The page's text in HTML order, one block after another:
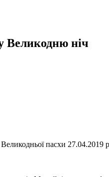
Великодню ніч
пасхи